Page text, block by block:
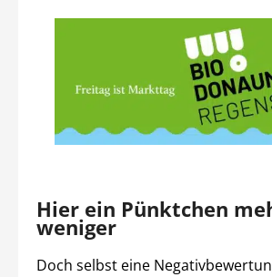
Hier ein Pünktchen
weniger
Doch selbst eine